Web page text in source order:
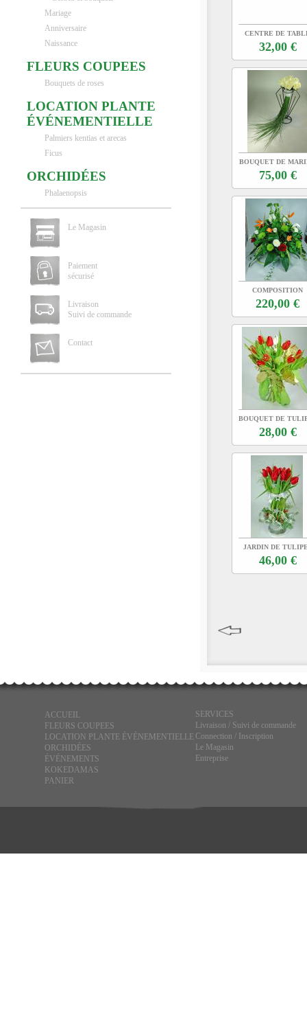
Mariage
Anniversaire
Naissance
FLEURS COUPEES
Bouquets de roses
LOCATION PLANTE
ÉVÉNEMENTIELLE
Palmiers kentias et arecas
Ficus
ORCHIDÉES
Phalaenopsis
Le Magasin
Paiement
sécurisé
Livraison
Suivi de commande
Contact
CENTRE DE
MARIAGE
32,00 €
BOUQUET DE
75,00 €
COMPOSITION
220,00 €
BOUQUET DE
28,00 €
JARDIN DE
46,00 €
ACCUEIL
FLEURS COUPEES
LOCATION PLANTE ÉVÉNEMENTIELLE
ORCHIDÉES
ÉVÉNEMENTS
KOKEDAMAS
PANIER
SERVICES
Livraison / Suivi de commande
Connection / Inscription
Le Magasin
Entreprise